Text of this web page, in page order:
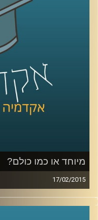
מהרגשות
ההגדרות עוזרות
כיוון ומה ניתן
מסוגלים
כהכנה לתכנית.
מיוחד או כמו כולם?
17/02/2015
דוקטור ירון תימור,